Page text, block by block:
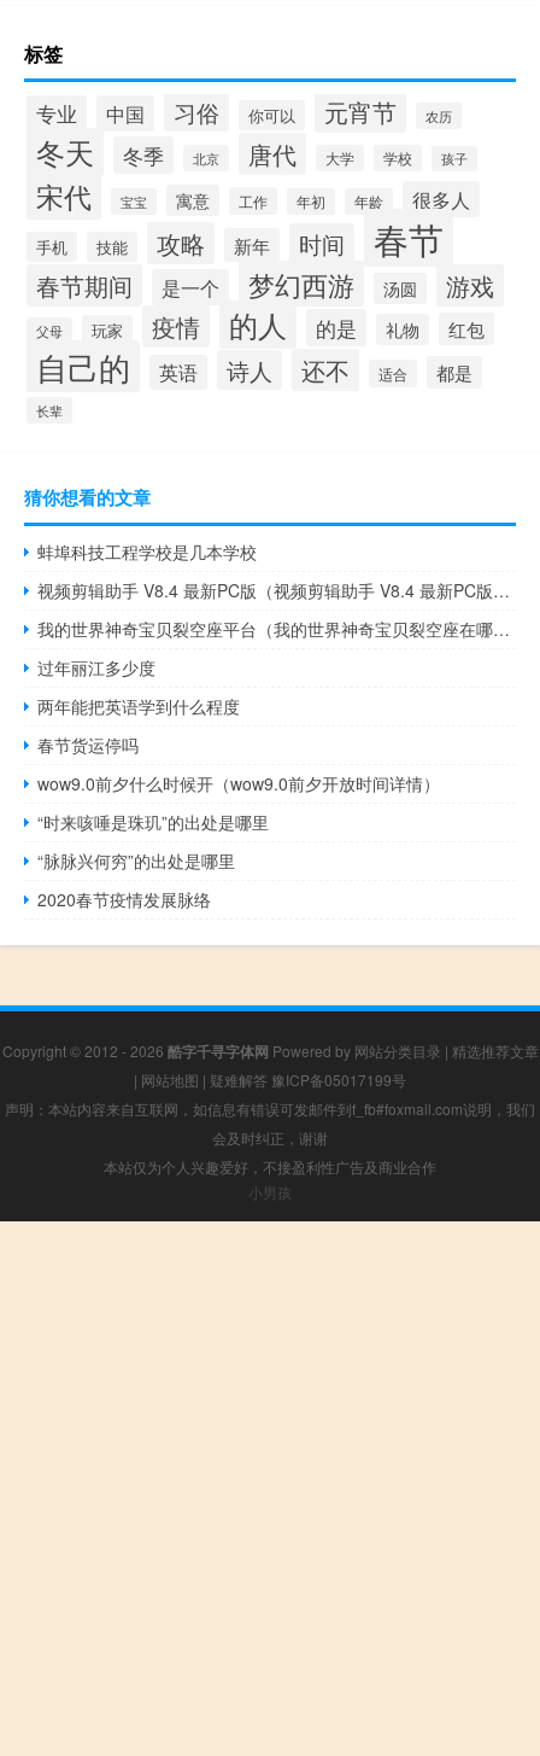
标签
专业 中国 习俗 你可以 元宵节 农历
冬天 冬季 北京 唐代 大学 学校 孩子
宋代 宝宝 寓意 工作 年初 年龄 很多人
手机 技能 攻略 新年 时间 春节
春节期间 是一个 梦幻西游 汤圆 游戏
父母 玩家 疫情 的人 的是 礼物 红包
自己的 英语 诗人 还不 适合 都是
长辈
猜你想看的文章
蚌埠科技工程学校是几本学校
视频剪辑助手 V8.4 最新PC版（视频剪辑助手 V8.4 最新PC版功能简介）
我的世界神奇宝贝裂空座平台（我的世界神奇宝贝裂空座在哪刷）
过年丽江多少度
两年能把英语学到什么程度
春节货运停吗
wow9.0前夕什么时候开（wow9.0前夕开放时间详情）
“时来咳唾是珠玑”的出处是哪里
“脉脉兴何穷”的出处是哪里
2020春节疫情发展脉络
Copyright © 2012 - 2026 酷字千寻字体网 Powered by 网站分类目录 | 精选推荐文章
| 网站地图 | 疑难解答 豫ICP备05017199号
声明：本站内容来自互联网，如信息有错误可发邮件到f_fb#foxmail.com说明，我们
会及时纠正，谢谢
本站仅为个人兴趣爱好，不接盈利性广告及商业合作
小男孩